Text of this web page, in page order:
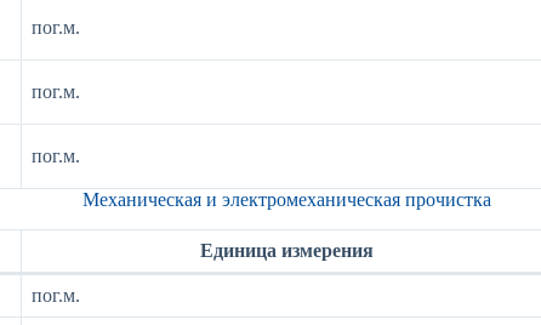
пог.м.
пог.м.
пог.м.
Механическая и электромеханическая прочистка
Единица измерения
пог.м.